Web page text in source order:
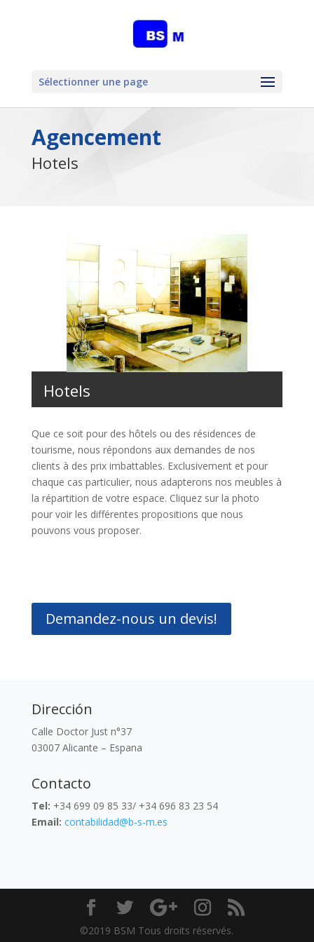
Sélectionner une page
Agencement
Hotels
Hotels
Que ce soit pour des hôtels ou des résidences de
tourisme, nous répondons aux demandes de nos
clients à des prix imbattables. Exclusivement et pour
chaque cas particulier, nous adapterons nos meubles à
la répartition de votre espace. Cliquez sur la photo
pour voir les différentes propositions que nous
pouvons vous proposer.
Demandez-nous un devis!
Dirección
Calle Doctor Just n°37
03007 Alicante – Espana
Contacto
Tel: +34 699 09 85 33/ +34 696 83 23 54
Email: contabilidad@b-s-m.es
©2019 BSM Tous droits réservés.